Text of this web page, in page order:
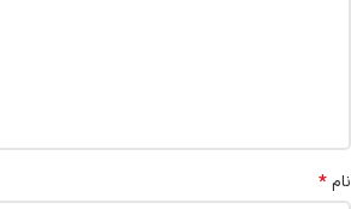
نام *